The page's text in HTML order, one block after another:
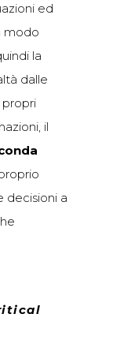
ed
modo
la
dalle
il
decisioni a